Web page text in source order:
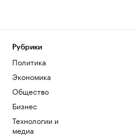
Рубрики
Политика
Экономика
Общество
Бизнес
Технологии и
медиа